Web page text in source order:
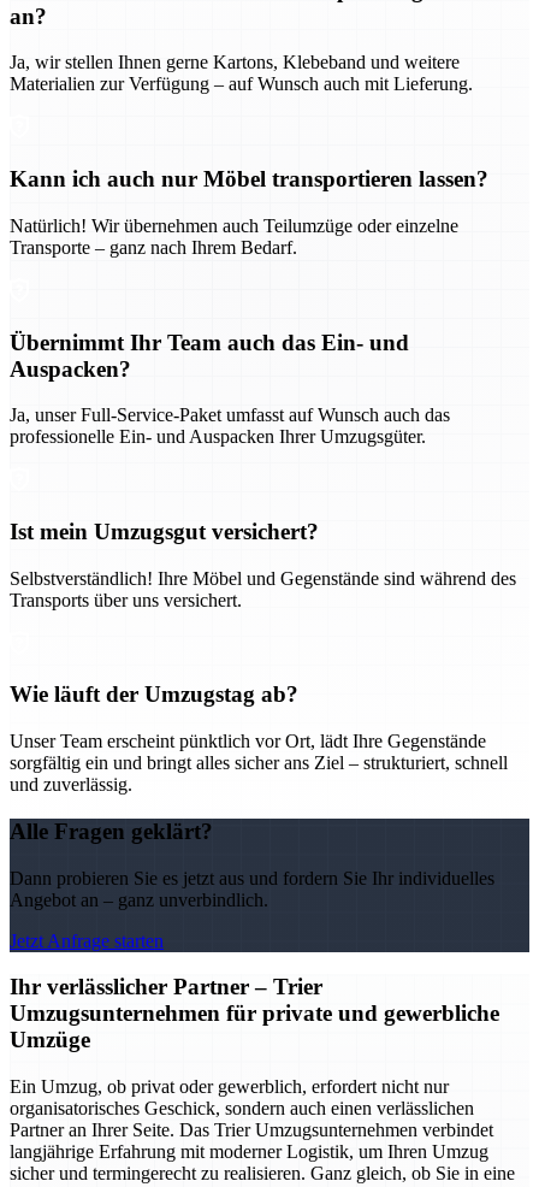
an?
Ja, wir stellen Ihnen gerne Kartons, Klebeband und weitere
Materialien zur Verfügung – auf Wunsch auch mit Lieferung.
Kann ich auch nur Möbel transportieren lassen?
Natürlich! Wir übernehmen auch Teilumzüge oder einzelne
Transporte – ganz nach Ihrem Bedarf.
Übernimmt Ihr Team auch das Ein- und
Auspacken?
Ja, unser Full-Service-Paket umfasst auf Wunsch auch das
professionelle Ein- und Auspacken Ihrer Umzugsgüter.
Ist mein Umzugsgut versichert?
Selbstverständlich! Ihre Möbel und Gegenstände sind während des
Transports über uns versichert.
Wie läuft der Umzugstag ab?
Unser Team erscheint pünktlich vor Ort, lädt Ihre Gegenstände
sorgfältig ein und bringt alles sicher ans Ziel – strukturiert, schnell
und zuverlässig.
Alle Fragen geklärt?
Dann probieren Sie es jetzt aus und fordern Sie Ihr individuelles
Angebot an – ganz unverbindlich.
Jetzt Anfrage starten
Ihr verlässlicher Partner – Trier
Umzugsunternehmen für private und gewerbliche
Umzüge
Ein Umzug, ob privat oder gewerblich, erfordert nicht nur
organisatorisches Geschick, sondern auch einen verlässlichen
Partner an Ihrer Seite. Das Trier Umzugsunternehmen verbindet
langjährige Erfahrung mit moderner Logistik, um Ihren Umzug
sicher und termingerecht zu realisieren. Ganz gleich, ob Sie in eine